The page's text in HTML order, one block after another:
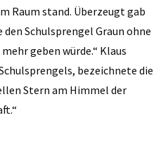
Raum stand. Überzeugt gab
den Schulsprengel Graun ohne
geben würde.“ Klaus
bezeichnete die
Stern am Himmel der